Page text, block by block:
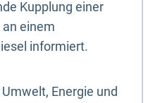
Kupplung einer
einem
informiert.
Energie und